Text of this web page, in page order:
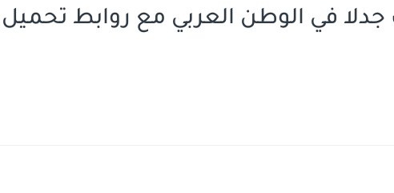
جدلا في الوطن العربي مع روابط تحميل